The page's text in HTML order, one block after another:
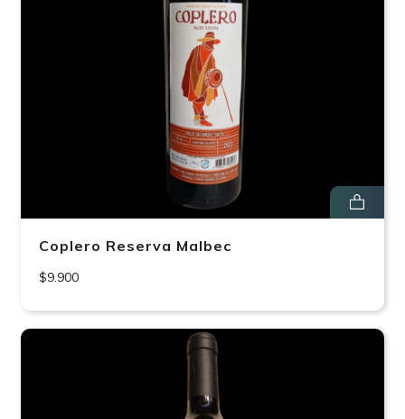
Coplero Reserva Malbec
$9.900